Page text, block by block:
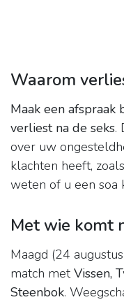
Waarom
Maak een
verliest na de seks.
over uw
klachten heeft,
weten of u een soa
Met wie komt
Maagd (24
match metVissen,
Steenbok.